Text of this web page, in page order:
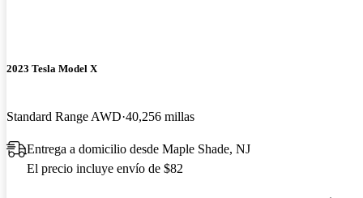
2023 Tesla Model X
Standard Range AWD 40,256 millas
Entrega a domicilio desde Maple Shade, NJ
El precio incluye envío de $82